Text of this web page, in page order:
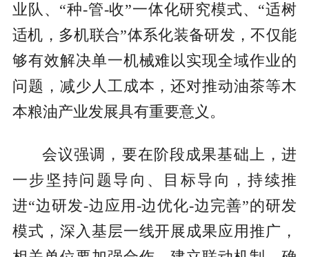
业队、“种-管-收”一体化研究模式、“适树
适机，多机联合”体系化装备研发，不仅能
够有效解决单一机械难以实现全域作业的
问题，减少人工成本，还对推动油茶等木
本粮油产业发展具有重要意义。
会议强调，要在阶段成果基础上，进
一步坚持问题导向、目标导向，持续推
进“边研发-边应用-边优化-边完善”的研发
模式，深入基层一线开展成果应用推广，